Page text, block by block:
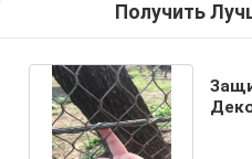
Получить